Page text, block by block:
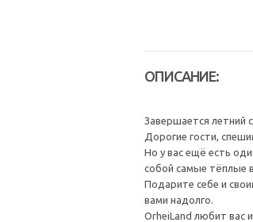
ОПИСАНИЕ:
Завершается летний
Дорогие гости,
Но у вас ещё есть
собой самые тёплые
Подарите себе и
вами надолго.
OrheiLand любит вас